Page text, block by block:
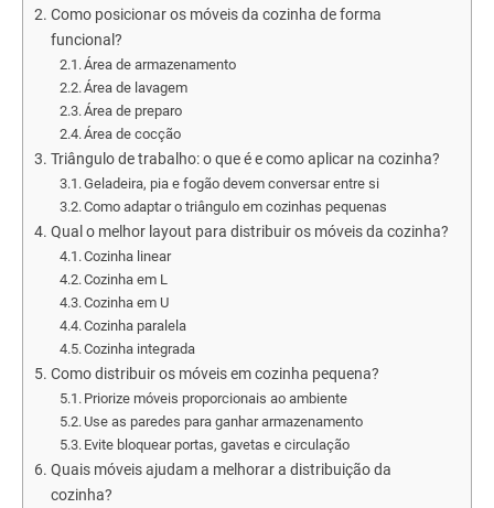
Como posicionar os móveis da cozinha de forma
funcional?
Área de armazenamento
Área de lavagem
Área de preparo
Área de cocção
Triângulo de trabalho: o que é e como aplicar na cozinha?
Geladeira, pia e fogão devem conversar entre si
Como adaptar o triângulo em cozinhas pequenas
Qual o melhor layout para distribuir os móveis da cozinha?
Cozinha linear
Cozinha em L
Cozinha em U
Cozinha paralela
Cozinha integrada
Como distribuir os móveis em cozinha pequena?
Priorize móveis proporcionais ao ambiente
Use as paredes para ganhar armazenamento
Evite bloquear portas, gavetas e circulação
Quais móveis ajudam a melhorar a distribuição da
cozinha?